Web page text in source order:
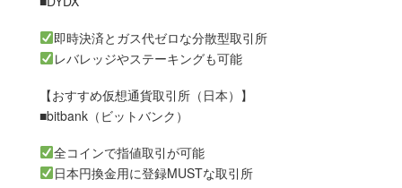
即時決済とガス代ゼロな分散型取引所
レバレッジやステーキングも可能
【おすすめ仮想通貨取引所（日本）】
■bitbank（ビットバンク）
全コインで指値取引が可能
日本円換金用に登録MUSTな取引所